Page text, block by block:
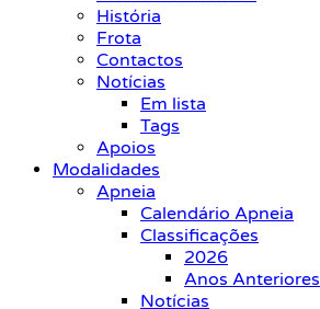
História
Frota
Contactos
Notícias
Em lista
Tags
Apoios
Modalidades
Apneia
Calendário Apneia
Classificações
2026
Anos Anteriores
Notícias